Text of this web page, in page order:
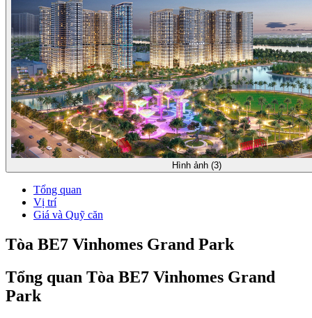
Hình ảnh (3)
Tổng quan
Vị trí
Giá và Quỹ căn
Tòa BE7 Vinhomes Grand Park
Tổng quan Tòa BE7 Vinhomes Grand
Park